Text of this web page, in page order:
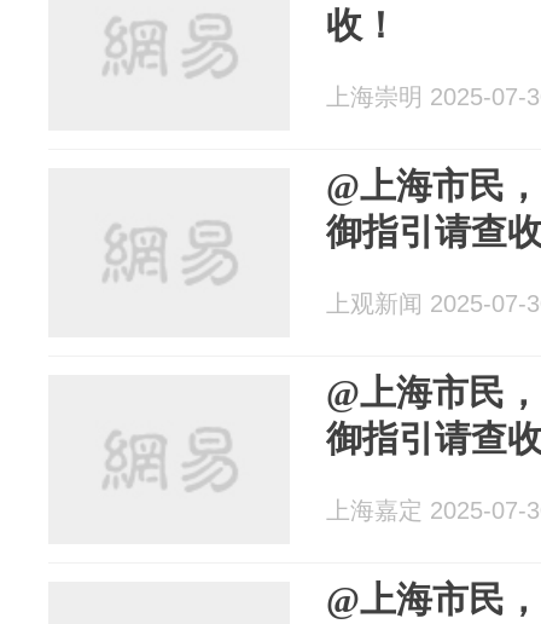
收！
上海崇明 2025-07-
@上海市民
御指引请查
上观新闻 2025-07-
@上海市民
御指引请查
上海嘉定 2025-07-
@上海市民